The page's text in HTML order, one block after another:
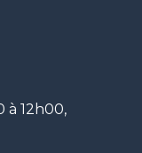
à 12h00,